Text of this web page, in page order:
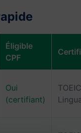
Éligible
CPF
Oui
(certifiant)